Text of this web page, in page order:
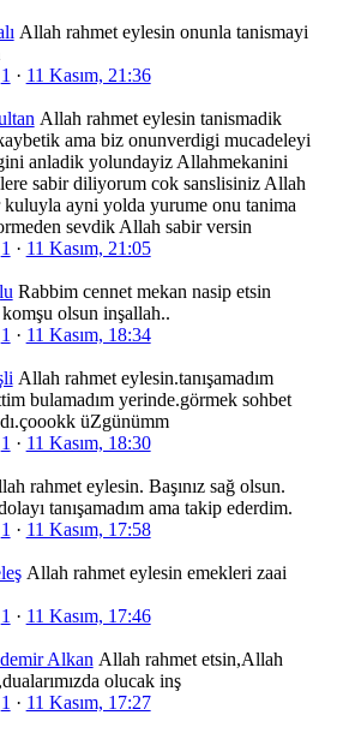
Allah rahmet eylesin onunla tanismayi
1 · 11 Kasım, 21:36
Allah rahmet eylesin tanismadik
ama biz onunverdigi mucadeleyi
anladik yolundayiz Allahmekanini
sabir diliyorum cok sanslisiniz Allah
ayni yolda yurume onu tanima
sevdik Allah sabir versin
1 · 11 Kasım, 21:05
Rabbim cennet mekan nasip etsin
olsun inşallah..
1 · 11 Kasım, 18:34
Allah rahmet eylesin.tanışamadım
bulamadım yerinde.görmek sohbet
üZgünümm
1 · 11 Kasım, 18:30
rahmet eylesin. Başınız sağ olsun.
tanışamadım ama takip ederdim.
1 · 11 Kasım, 17:58
Allah rahmet eylesin emekleri zaai
1 · 11 Kasım, 17:46
Alkan Allah rahmet etsin,Allah
olucak inş
1 · 11 Kasım, 17:27